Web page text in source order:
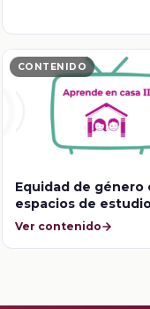
CONTENIDO
Equidad de género
espacios de
Ver contenido